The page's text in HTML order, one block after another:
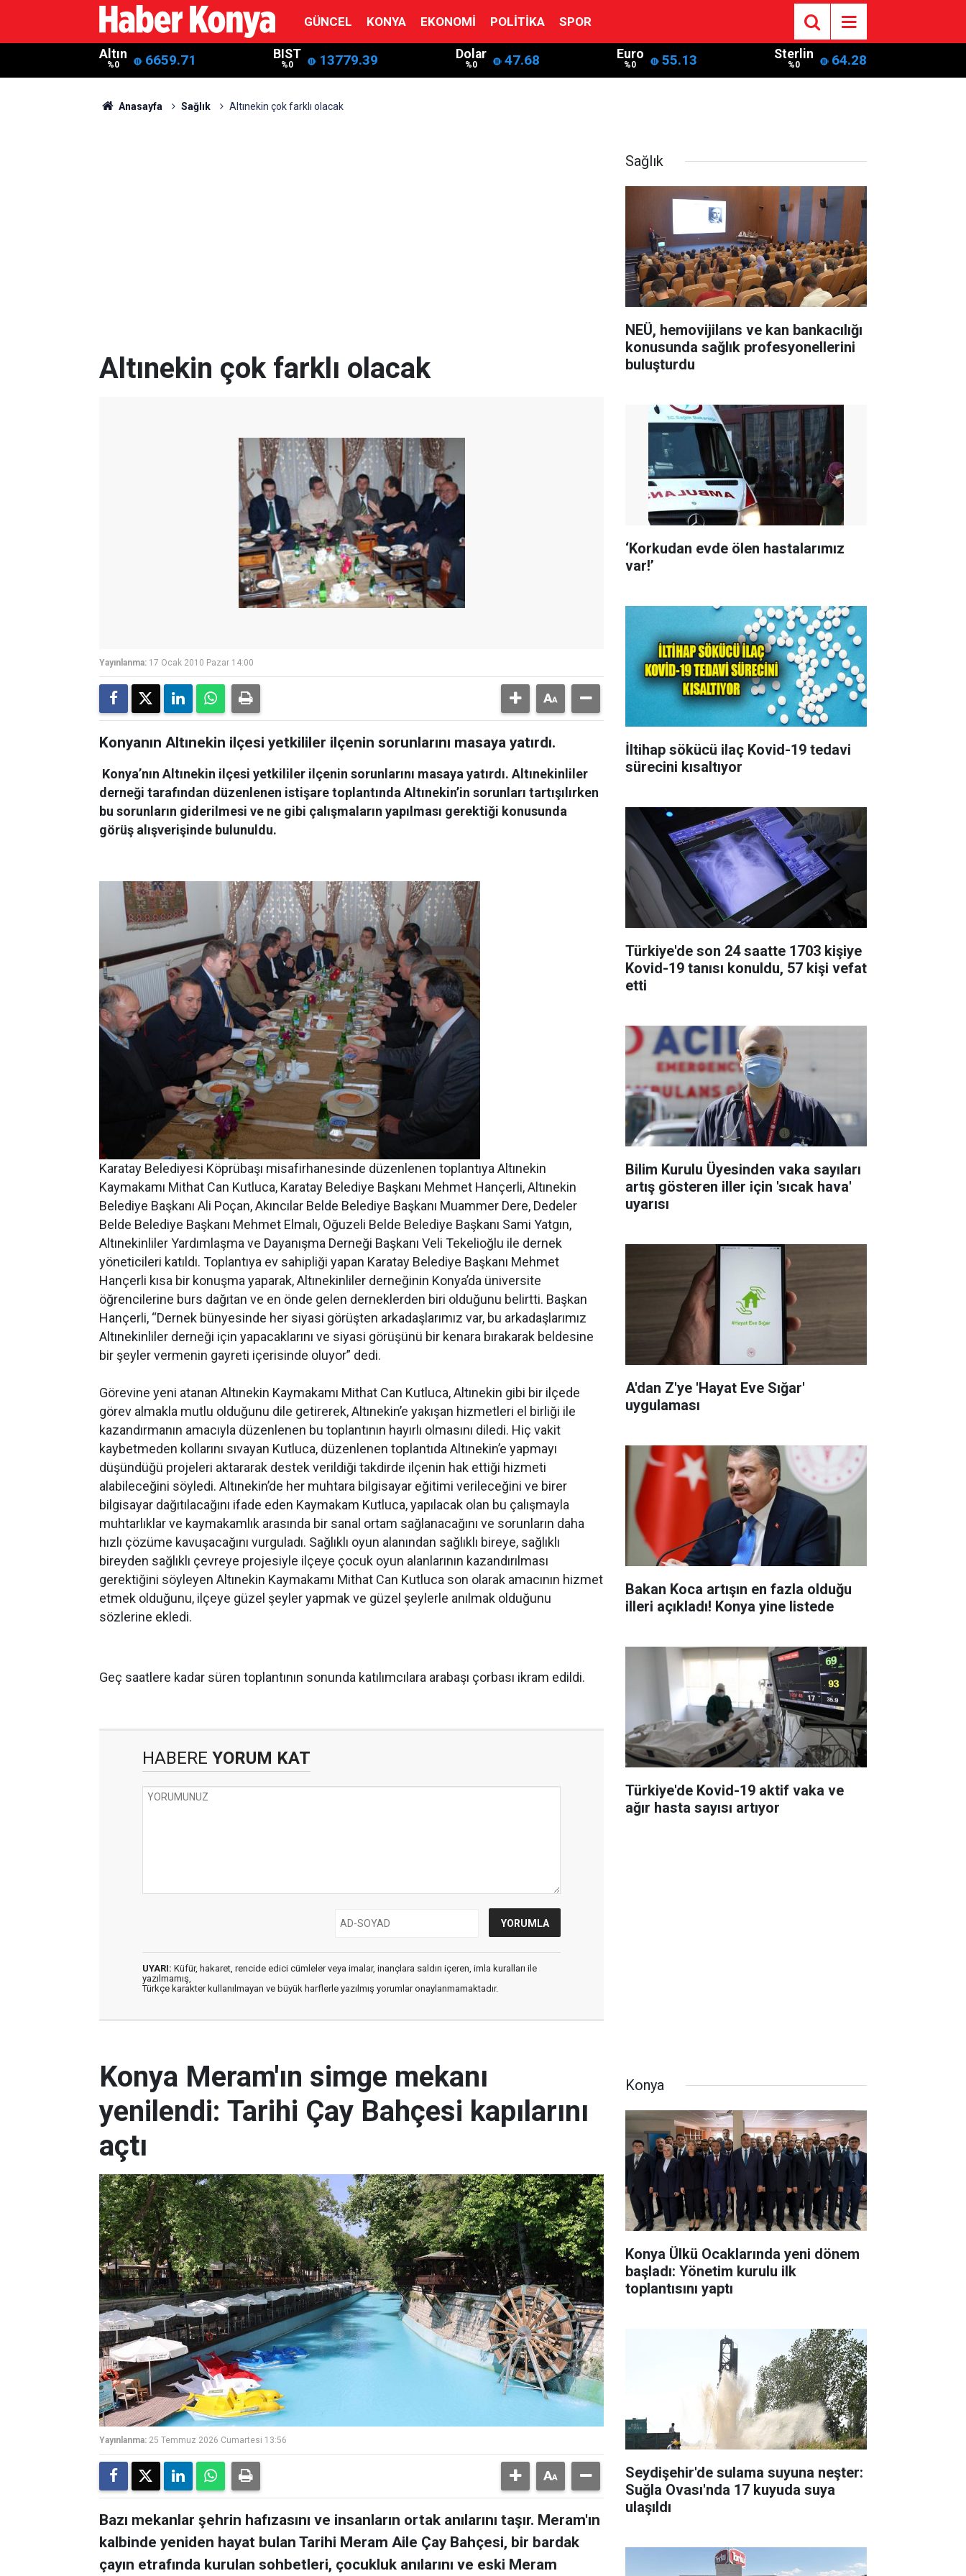
GÜNCEL KONYA EKONOMI POLITIKA SPOR
Altın
%0 6659.71 BIST
%0 13779.39 Dolar
%0 47.68 Euro
%0 55.13 Sterlin
%0 64.28
Anasayfa Sağlık Altınekin çok farklı olacak
Altınekin çok farklı olacak
Yayınlanma: 17 Ocak 2010 Pazar 14:00
Konyanın Altınekin ilçesi yetkililer ilçenin sorunlarını masaya yatırdı.
Konya’nın Altınekin ilçesi yetkililer ilçenin sorunlarını masaya yatırdı. Altınekinliler
derneği tarafından düzenlenen istişare toplantında Altınekin’in sorunları tartışılırken
bu sorunların giderilmesi ve ne gibi çalışmaların yapılması gerektiği konusunda
görüş alışverişinde bulunuldu.
Karatay Belediyesi Köprübaşı misafirhanesinde düzenlenen toplantıya Altınekin
Kaymakamı Mithat Can Kutluca, Karatay Belediye Başkanı Mehmet Hançerli, Altınekin
Belediye Başkanı Ali Poçan, Akıncılar Belde Belediye Başkanı Muammer Dere, Dedeler
Belde Belediye Başkanı Mehmet Elmalı, Oğuzeli Belde Belediye Başkanı Sami Yatgın,
Altınekinliler Yardımlaşma ve Dayanışma Derneği Başkanı Veli Tekelioğlu ile dernek
yöneticileri katıldı. Toplantıya ev sahipliği yapan Karatay Belediye Başkanı Mehmet
Hançerli kısa bir konuşma yaparak, Altınekinliler derneğinin Konya’da üniversite
öğrencilerine burs dağıtan ve en önde gelen derneklerden biri olduğunu belirtti. Başkan
Hançerli, “Dernek bünyesinde her siyasi görüşten arkadaşlarımız var, bu arkadaşlarımız
Altınekinliler derneği için yapacaklarını ve siyasi görüşünü bir kenara bırakarak beldesine
bir şeyler vermenin gayreti içerisinde oluyor” dedi.
Görevine yeni atanan Altınekin Kaymakamı Mithat Can Kutluca, Altınekin gibi bir ilçede
görev almakla mutlu olduğunu dile getirerek, Altınekin’e yakışan hizmetleri el birliği ile
kazandırmanın amacıyla düzenlenen bu toplantının hayırlı olmasını diledi. Hiç vakit
kaybetmeden kollarını sıvayan Kutluca, düzenlenen toplantıda Altınekin’e yapmayı
düşündüğü projeleri aktararak destek verildiği takdirde ilçenin hak ettiği hizmeti
alabileceğini söyledi. Altınekin’de her muhtara bilgisayar eğitimi verileceğini ve birer
bilgisayar dağıtılacağını ifade eden Kaymakam Kutluca, yapılacak olan bu çalışmayla
muhtarlıklar ve kaymakamlık arasında bir sanal ortam sağlanacağını ve sorunların daha
hızlı çözüme kavuşacağını vurguladı. Sağlıklı oyun alanından sağlıklı bireye, sağlıklı
bireyden sağlıklı çevreye projesiyle ilçeye çocuk oyun alanlarının kazandırılması
gerektiğini söyleyen Altınekin Kaymakamı Mithat Can Kutluca son olarak amacının hizmet
etmek olduğunu, ilçeye güzel şeyler yapmak ve güzel şeylerle anılmak olduğunu
sözlerine ekledi.
Geç saatlere kadar süren toplantının sonunda katılımcılara arabaşı çorbası ikram edildi.
HABERE YORUM KAT
UYARI: Küfür, hakaret, rencide edici cümleler veya imalar, inançlara saldırı içeren, imla kuralları ile
yazılmamış,
Türkçe karakter kullanılmayan ve büyük harflerle yazılmış yorumlar onaylanmamaktadır.
Sağlık
NEÜ, hemovijilans ve kan bankacılığı
konusunda sağlık profesyonellerini
buluşturdu
‘Korkudan evde ölen hastalarımız
var!’
İltihap sökücü ilaç Kovid-19 tedavi
sürecini kısaltıyor
Türkiye'de son 24 saatte 1703 kişiye
Kovid-19 tanısı konuldu, 57 kişi vefat
etti
Bilim Kurulu Üyesinden vaka sayıları
artış gösteren iller için 'sıcak hava'
uyarısı
A'dan Z'ye 'Hayat Eve Sığar'
uygulaması
Bakan Koca artışın en fazla olduğu
illeri açıkladı! Konya yine listede
Türkiye'de Kovid-19 aktif vaka ve
ağır hasta sayısı artıyor
Konya Meram'ın simge mekanı
yenilendi: Tarihi Çay Bahçesi kapılarını
açtı
Yayınlanma: 25 Temmuz 2026 Cumartesi 13:56
Bazı mekanlar şehrin hafızasını ve insanların ortak anılarını taşır. Meram'ın
kalbinde yeniden hayat bulan Tarihi Meram Aile Çay Bahçesi, bir bardak
çayın etrafında kurulan sohbetleri, çocukluk anılarını ve eski Meram
Konya
Konya Ülkü Ocaklarında yeni dönem
başladı: Yönetim kurulu ilk
toplantısını yaptı
Seydişehir'de sulama suyuna neşter:
Suğla Ovası'nda 17 kuyuda suya
ulaşıldı